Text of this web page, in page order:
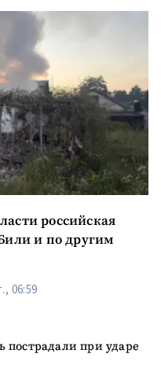
российская
и по другим
06:59
пострадали при ударе